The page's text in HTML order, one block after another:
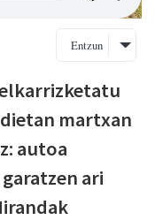
Entzun
martxan
autoa
ari